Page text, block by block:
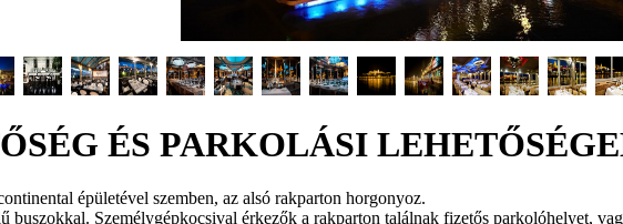
ÉS PARKOLÁSI
épületével szemben, az alsó rakparton horgonyoz.
buszokkal. Személygépkocsival érkezők a rakparton találnak fizetős parkolóhelyet,